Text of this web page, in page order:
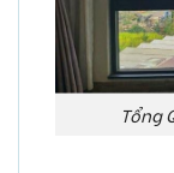
Tổng